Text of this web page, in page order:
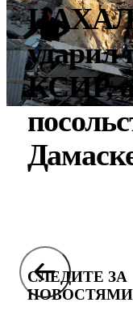
ударил
КСИР,
СЛЕДИТЕ ЗА